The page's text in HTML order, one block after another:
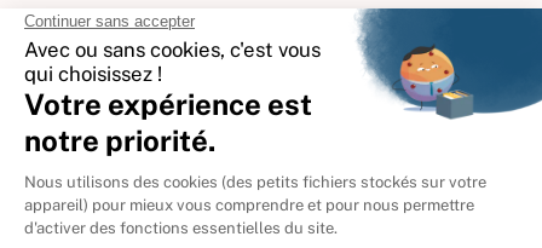
International
🇪🇸Espagne
🇮🇹Italie